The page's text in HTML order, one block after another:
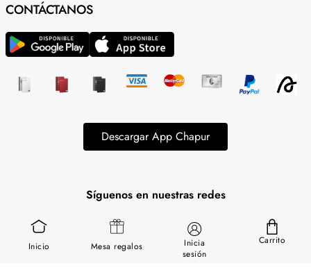
Inicio Mesa regalos
Inicia
sesión
Carrito
CONTÁCTANOS
Descargar App Chapur
Síguenos en nuestras redes
Política de Privacidad